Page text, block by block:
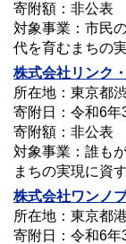
寄附額：非公表
対象事業：市民
代を育むまちの
株式会社リンク
所在地：東京都
寄附日：令和6年
寄附額：非公表
対象事業：誰も
まちの実現に資
株式会社ワンノ
所在地：東京都
寄附日：令和6年